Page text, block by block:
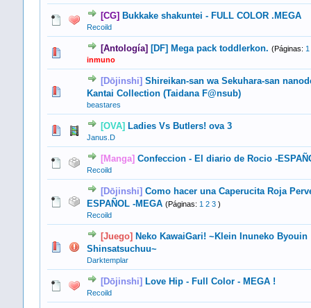
[CG] Bukkake shakuntei - FULL COLOR .MEGA
Recoild
1 voto(s) - Media 5 de 5
1 2345
[Antología] [DF] Mega pack toddlerkon. (Páginas: 1
inmuno
8 voto(s) - Media 5 de 5
12345
[Dōjinshi] Shireikan-san wa Sekuhara-san
Kantai Collection (Taidana F@nsub)
beastares
0 voto(s) - Media 0 de 5
12345
[OVA] Ladies Vs Butlers! ova 3
Janus.D
2 voto(s) - Media 5 de 5
12 345
[Manga] Confeccion - El diario de Rocio -
Recoild
1 voto(s) - Media 4 de 5
1234 5
[Dōjinshi] Como hacer una Caperucita Roja
ESPAÑOL -MEGA (Páginas: 1 2 3 )
Recoild
2 voto(s) - Media 5 de 5
123 45
[Juego] Neko KawaiGari! ~Klein Inuneko Byouin
Shinsatsuchuu~
Darktemplar
2 voto(s) - Media 5 de 5
12345
[Dōjinshi] Love Hip - Full Color - MEGA !
Recoild
1 voto(s) - Media 5 de 5
12345